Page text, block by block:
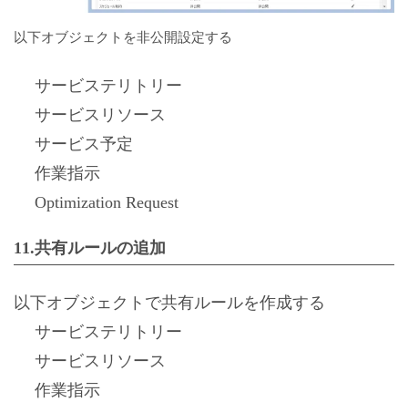
以下オブジェクトを非公開設定する
サービステリトリー
サービスリソース
サービス予定
作業指示
Optimization Request
11.共有ルールの追加
以下オブジェクトで共有ルールを作成する
サービステリトリー
サービスリソース
作業指示